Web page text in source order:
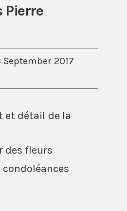
Pierre
2017
et détail de la
des fleurs
condoléances